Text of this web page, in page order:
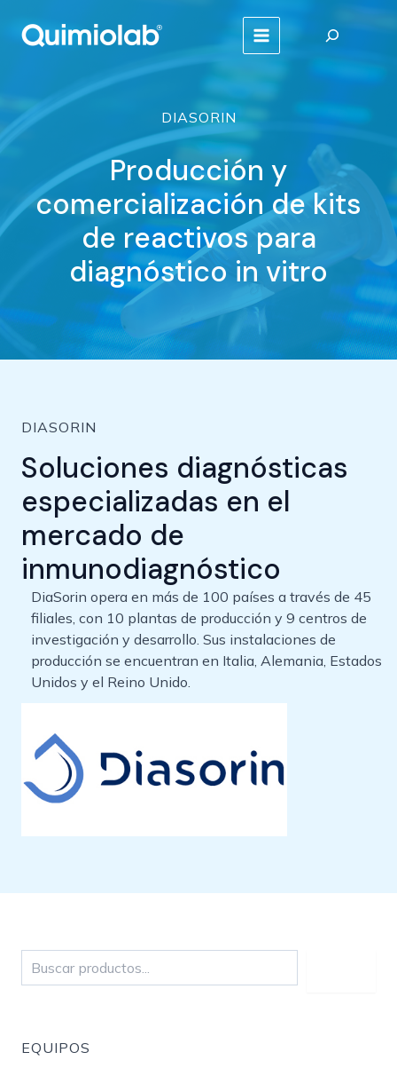
contenido
MAIN
DIASORIN
Producción y
comercialización de kits
de reactivos para
diagnóstico in vitro
DIASORIN
Soluciones diagnósticas
especializadas en el
mercado de
inmunodiagnóstico
DiaSorin opera en más de 100 países a través de 45
filiales, con 10 plantas de producción y 9 centros de
investigación y desarrollo. Sus instalaciones de
producción se encuentran en Italia, Alemania, Estados
Unidos y el Reino Unido.
EQUIPOS